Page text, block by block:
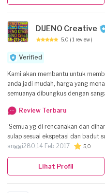
DIJENO Creative
5.0 ( 1 review )
Verified
Kami akan membantu untuk
anda jadi mudah, harga yang
semuanya dibungkus dengan
Review Terbaru
'Semua yg di rencanakan dan
sulap sesuai ekspetasi dan badut
anak saya jd makin seru & fun. Udah gitu dapet bonus pin dan kelinci,
anak saya seneng banget. Dan
Mbak Diana selaku PIC sangat komunikatif dan fleksibel, jadi enak di
ajak diskusi. Sukses terus Dijeno.'
anggi280,14 Feb 2017 5,0
Lihat Profil